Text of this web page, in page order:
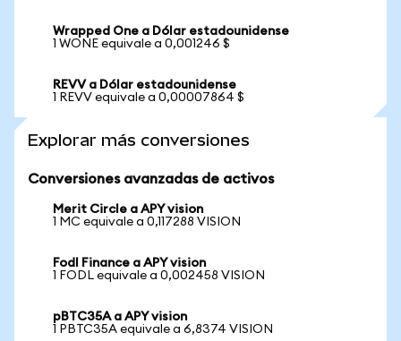
Wrapped One a Dólar estadounidense
1 WONE equivale a 0,001246 $
REVV a Dólar estadounidense
1 REVV equivale a 0,00007864 $
Explorar más conversiones
Conversiones avanzadas de activos
Merit Circle a APY vision
1 MC equivale a 0,117288 VISION
Fodl Finance a APY vision
1 FODL equivale a 0,002458 VISION
pBTC35A a APY vision
1 PBTC35A equivale a 6,8374 VISION